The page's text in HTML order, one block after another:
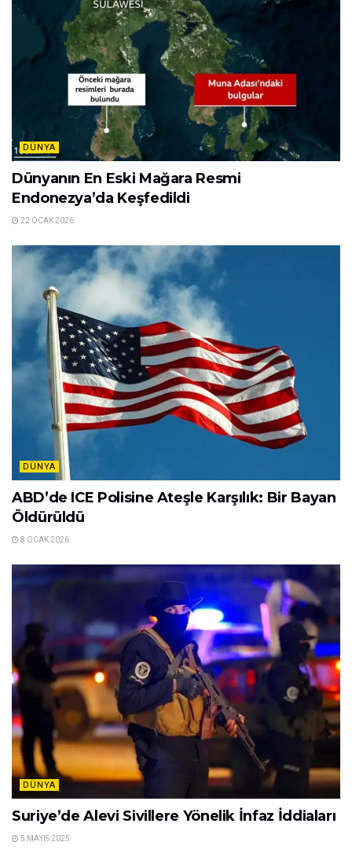
DÜNYA
Dünyanın En Eski Mağara Resmi
Endonezya’da Keşfedildi
22 OCAK 2026
DÜNYA
ABD’de ICE Polisine Ateşle Karşılık: Bir Bayan
Öldürüldü
8 OCAK 2026
DÜNYA
Suriye’de Alevi Sivillere Yönelik İnfaz İddiaları
5 MAYIS 2025